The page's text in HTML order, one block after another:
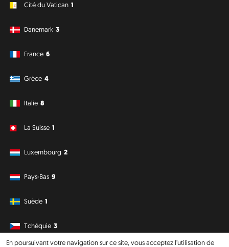
En poursuivant votre navigation sur ce site, vous acceptez l’utilisation de
Cité du Vatican 1
Danemark 3
France 6
Grèce 4
Italie 8
La Suisse 1
Luxembourg 2
Pays-Bas 9
Suède 1
Tchéquie 3